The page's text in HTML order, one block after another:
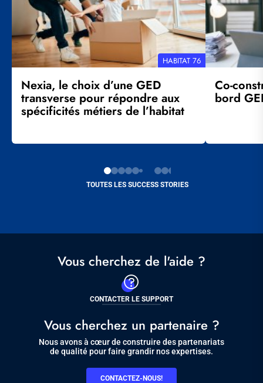
TOUTES LES SUCCESS STORIES
RÉFÉRENCE
CLIENT
HABITAT 76
Nexia, le choix d’une GED
transverse pour répondre aux
spécificités métiers de l’habitat
Co-
bord
Vous cherchez de l'aide ?
CONTACTER LE SUPPORT
Vous cherchez un partenaire ?
Nous avons à cœur de construire des partenariats
de qualité pour faire grandir nos expertises.
CONTACTEZ-NOUS!